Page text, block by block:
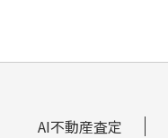
AI不動産査定